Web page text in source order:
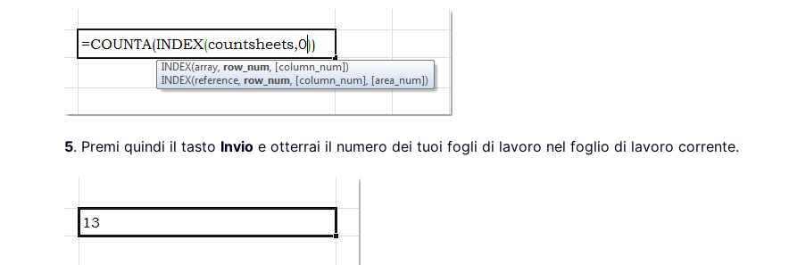
5. Premi quindi il tasto Invio e otterrai il numero dei tuoi fogli di lavoro nel foglio di lavoro corrente.